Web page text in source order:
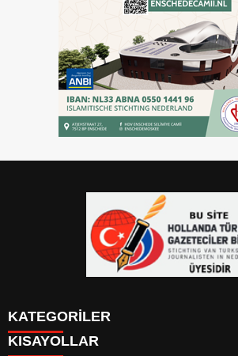
KATEGORİLER
KISAYOLLAR